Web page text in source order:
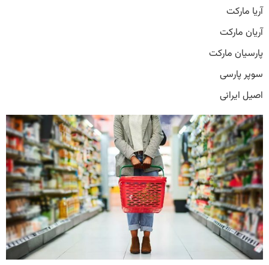
آریا مارکت
آریان مارکت
پارسیان مارکت
سوپر پارسی
اصیل ایرانی